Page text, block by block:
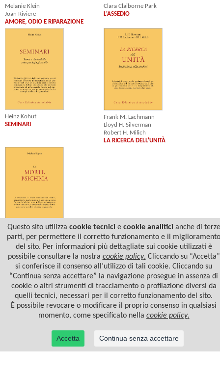
Melanie Klein
Joan Riviere
AMORE, ODIO E RIPARAZIONE
Clara Claiborne Park
L'ASSEDIO
Heinz Kohut
SEMINARI
Frank M. Lachmann
Lloyd H. Silverman
Robert H. Milich
LA RICERCA DELL'UNITÀ
Michael Eigen
LA MORTE PSICHICA
© 2022 Casa Editrice Astrolabio - Ubaldini Editore S.r.l. - P.IVA 10323461003 |
privacy/cookies
Questo sito utilizza cookie tecnicie cookie analiticianche di terze
parti, per permettere il corretto funzionamento e il miglioramento
del sito. Per informazioni più dettagliate sui cookie utilizzati è
possibile consultare la nostra cookie policy. Cliccando su “Accetta”
si conferisce il consenso all’utilizzo di tali cookie. Cliccando su
“Continua senza accettare” la navigazione prosegue in assenza di
cookie o altri strumenti di tracciamento o profilazione diversi da
quelli tecnici, necessari per il corretto funzionamento del sito.
È possibile revocare o modificare il proprio consenso in qualsiasi
momento, come specificato nella cookie policy.
Accetta Continua senza accettare